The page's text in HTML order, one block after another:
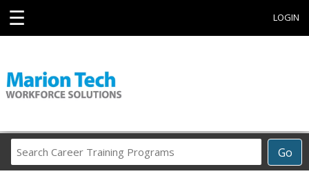
☰ LOGIN
Go
Career